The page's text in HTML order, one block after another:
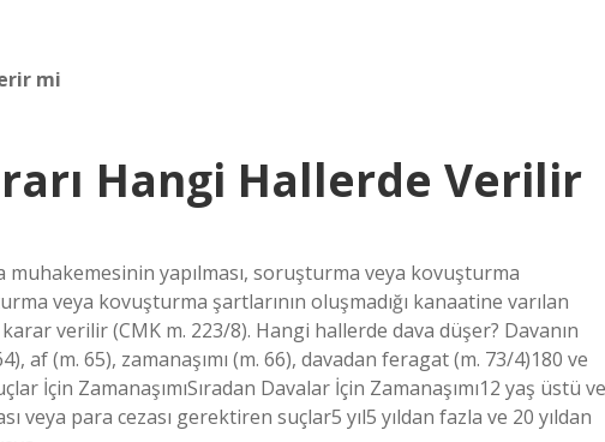
mi
Hangi Hallerde Verilir
yapılması, soruşturma veya kovuşturma
veya kovuşturma şartlarının oluşmadığı kanaatine varılan
verilir (CMK m. 223/8). Hangi hallerde dava düşer? Davanın
af (m. 65), zamanaşımı (m. 66), davadan feragat (m. 73/4)180 ve
İçin ZamanaşımıSıradan Davalar İçin Zamanaşımı12 yaş üstü ve
veya para cezası gerektiren suçlar5 yıl5 yıldan fazla ve 20 yıldan